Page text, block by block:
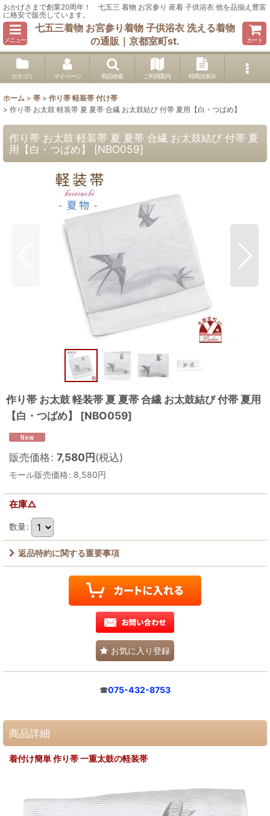
おかげさまで創業20周年！ 七五三 着物 お宮参り 産着 子供浴衣 他を品揃え豊富
に格安で販売しています。
メニュー
七五三着物 お宮参り着物 子供浴衣 洗える着物
の通販｜京都室町st.
カート
カテゴリ マイページ 商品検索 ご利用案内 特商法表示
ホーム > 帯 > 作り帯 軽装帯 付け帯
> 作り帯 お太鼓 軽装帯 夏 夏帯 合繊 お太鼓結び 付帯 夏用【白・つばめ】
作り帯 お太鼓 軽装帯 夏 夏帯 合繊 お太鼓結び 付帯 夏
用【白・つばめ】
[NBO059]
作り帯 お太鼓 軽装帯 夏 夏帯 合繊 お太鼓結び 付帯 夏用
【白・つばめ】
[NBO059]
販売価格: 7,580円(税込)
モール販売価格: 8,580円
在庫△
数量:
返品特約に関する重要事項
お気に入り登録
☎075-432-8753
商品詳細
着付け簡単 作り帯 一重太鼓の軽装帯